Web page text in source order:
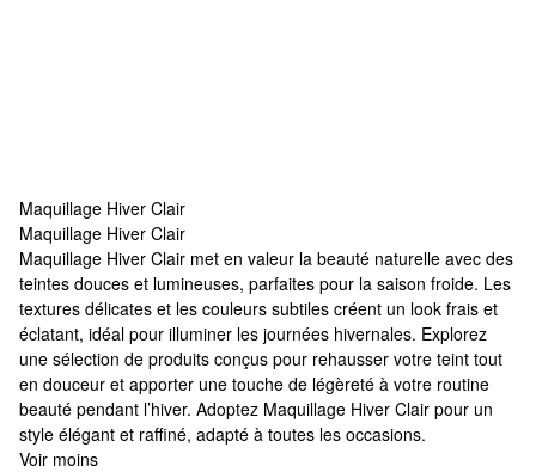
Maquillage Hiver Clair
Maquillage Hiver Clair
Maquillage Hiver Clair
Maquillage Hiver Clair met en valeur la beauté naturelle avec des
teintes douces et lumineuses, parfaites pour la saison froide. Les
textures délicates et les couleurs subtiles créent un look frais et
éclatant, idéal pour illuminer les journées hivernales. Explorez
une sélection de produits conçus pour rehausser votre teint tout
en douceur et apporter une touche de légèreté à votre routine
beauté pendant l’hiver. Adoptez Maquillage Hiver Clair pour un
style élégant et raffiné, adapté à toutes les occasions.
Voir moins